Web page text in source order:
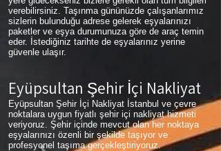
verebilirsiniz. Taşınma gününüzde çalışanlarımız
sizlerin bulunduğu adrese gelerek eşyalarınızı
paketler ve eşya durumunuza göre de araç temin
eder. İstediğiniz tarihte de eşyalarınız yerine
güvenle ulaşır.
Eyüpsultan Şehir İçi Nakliyat
Eyüpsultan Şehir İçi Nakliyat İstanbul ve çevre
noktalara uygun fiyatlı şehir içi nakliyat hizmeti
veriyoruz. Şehir içinde mevcut olan her noktaya
eşyalarınızı özenli bir şekilde taşıyor ve
profesyonel taşıma gerçekleştiriyoruz.